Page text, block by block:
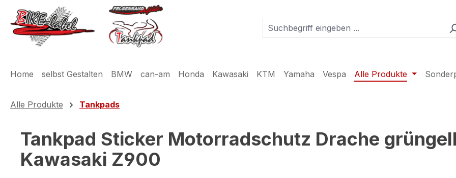
Hauptinhalt springen
Zur Suche springen
Zur Hauptnavigation springen
Home selbst Gestalten BMW can-am Honda Kawasaki KTM Yamaha Vespa Alle Produkte
Alle Produkte Tankpads
Tankpad Sticker Motorradschutz Drache
Kawasaki Z900